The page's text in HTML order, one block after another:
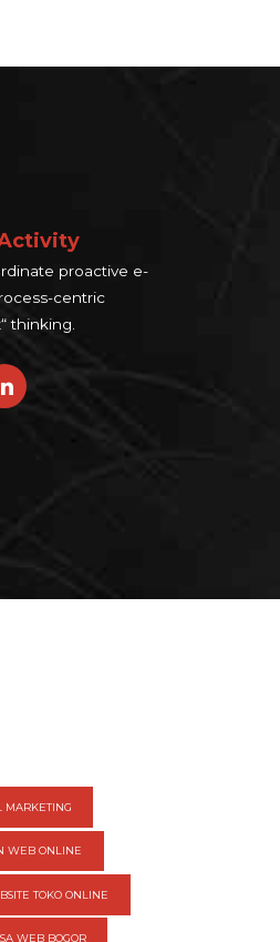
proactive e-
centric
thinking.
MARKETING
WEB ONLINE
TOKO ONLINE
WEB BOGOR